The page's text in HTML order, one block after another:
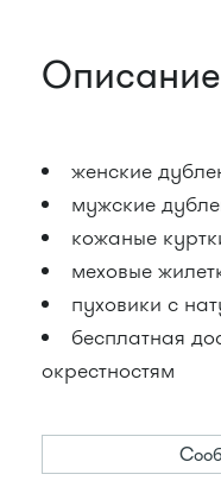
Описание
женские
мужские
кожаные
меховые
пуховики с
бесплатная
окрестностям